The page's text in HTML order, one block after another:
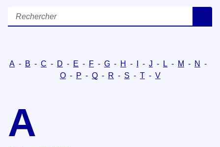
Rechercher
A - B - C - D - E - F - G - H - - J - L - M - N
-
O - P - Q - R - S - T - V
A